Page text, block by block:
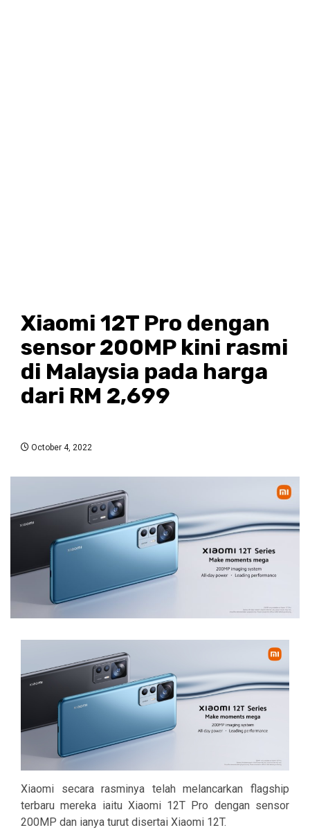
Xiaomi 12T Pro dengan
sensor 200MP kini rasmi
di Malaysia pada harga
dari RM 2,699
October 4, 2022
Xiaomi secara rasminya telah melancarkan flagship
terbaru mereka iaitu Xiaomi 12T Pro dengan sensor
200MP dan ianya turut disertai Xiaomi 12T.